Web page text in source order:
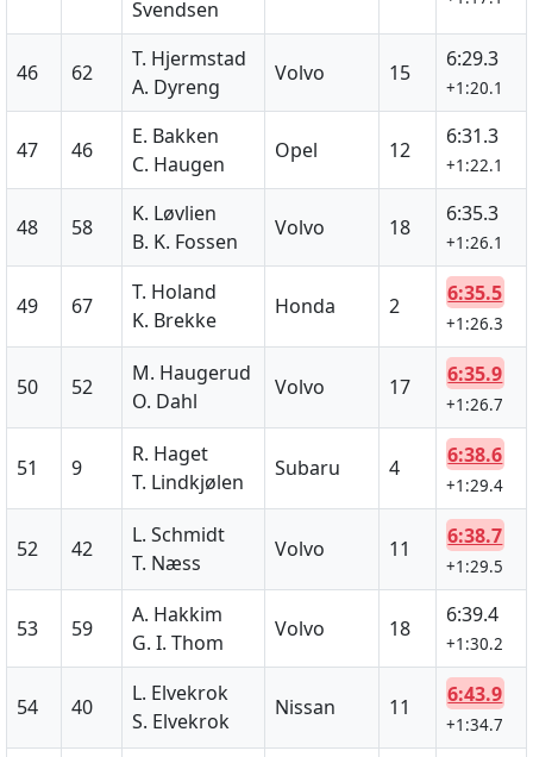
Svendsen
46 62
T. Hjermstad
A. Dyreng
Volvo 15
6:29.3
+1:20.1
47 46
E. Bakken
C. Haugen
Opel 12
6:31.3
+1:22.1
48 58
K. Løvlien
B. K. Fossen
Volvo 18
6:35.3
+1:26.1
49 67
T. Holand
K. Brekke
Honda 2
6:35.5
+1:26.3
50 52
M. Haugerud
O. Dahl
Volvo 17
6:35.9
+1:26.7
51 9
R. Haget
T. Lindkjølen
Subaru 4
6:38.6
+1:29.4
52 42
L. Schmidt
T. Næss
Volvo 11
6:38.7
+1:29.5
53 59
A. Hakkim
G. I. Thom
Volvo 18
6:39.4
+1:30.2
54 40
L. Elvekrok
S. Elvekrok
Nissan 11
6:43.9
+1:34.7